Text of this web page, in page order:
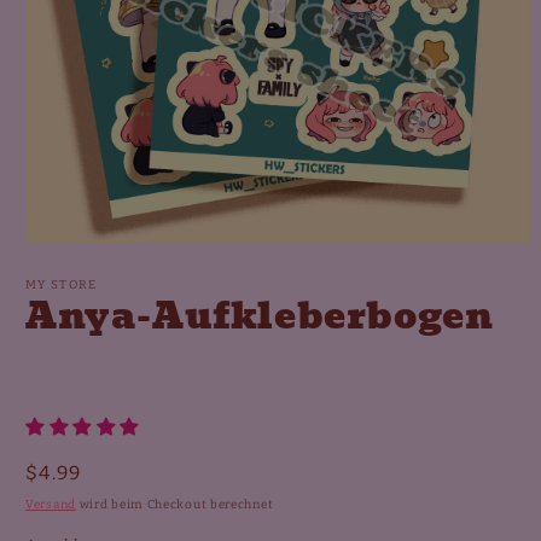
in
Modal
öffnen
MY STORE
Anya-Aufkleberbogen
Normaler
Preis
$4.99
Versand wird beim Checkout berechnet